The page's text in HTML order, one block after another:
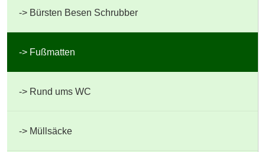
Bürsten Besen Schrubber
Fußmatten
Rund ums WC
Müllsäcke